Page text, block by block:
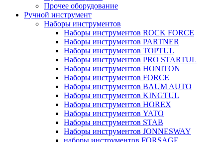
Прочее оборудование
Ручной инструмент
Наборы инструментов
Наборы инструментов ROCK FORCE
Наборы инструментов PARTNER
Наборы инструментов TOPTUL
Наборы инструментов PRO STARTUL
Наборы инструментов HONITON
Наборы инструментов FORCE
Наборы инструментов BAUM AUTO
Наборы инструментов KINGTUL
Наборы инструментов HOREX
Наборы инструментов YATO
Наборы инструментов STAB
Наборы инструментов JONNESWAY